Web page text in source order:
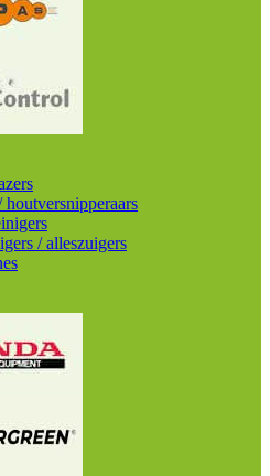
houtversnipperaars
/ alleszuigers